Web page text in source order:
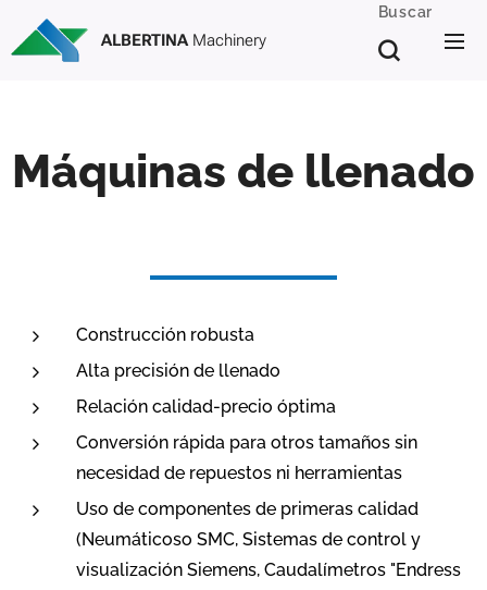
ALBERTINA Machinery
Buscar
Máquinas de llenado
Construcción robusta
Alta precisión de llenado
Relación calidad-precio óptima
Conversión rápida para otros tamaños sin
necesidad de repuestos ni herramientas
Uso de componentes de primeras calidad
(Neumáticoso SMC, Sistemas de control y
visualización Siemens, Caudalímetros "Endress